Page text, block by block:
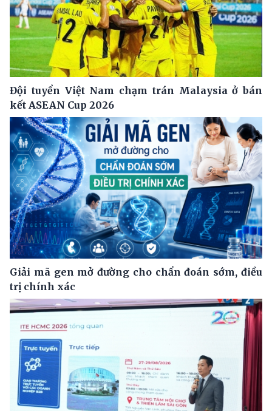
Đội tuyển Việt Nam chạm trán Malaysia ở bán
kết ASEAN Cup 2026
Giải mã gen mở đường cho chẩn đoán sớm, điều
trị chính xác